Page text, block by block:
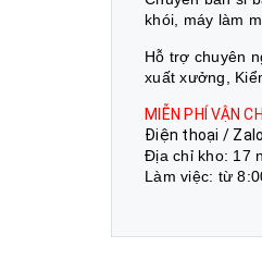
khói, máy làm
Hỗ trợ chuyên
xuất xưởng,
MIỄN PHÍ VẬN
Điện thoại /
Địa chỉ kho: 17
Làm việc: từ